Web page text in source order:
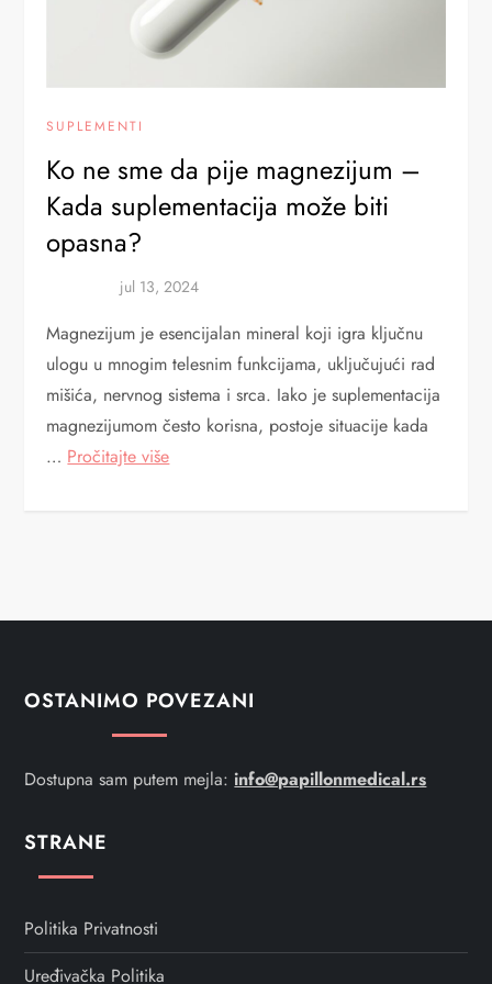
SUPLEMENTI
Ko ne sme da pije magnezijum –
Kada suplementacija može biti
opasna?
Magnezijum je esencijalan mineral koji igra ključnu
ulogu u mnogim telesnim funkcijama, uključujući rad
mišića, nervnog sistema i srca. Iako je suplementacija
magnezijumom često korisna, postoje situacije kada
… Pročitajte više
OSTANIMO POVEZANI
Dostupna sam putem mejla: info@papillonmedical.rs
STRANE
Politika Privatnosti
Uređivačka Politika